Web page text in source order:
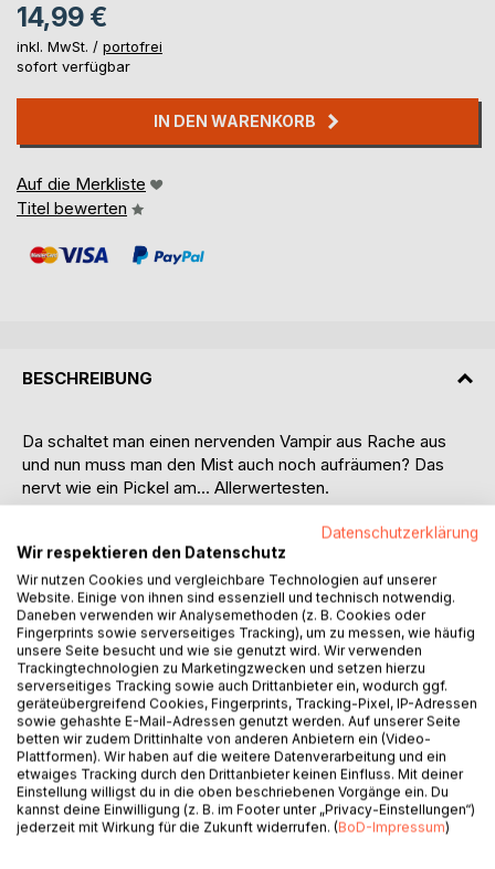
14,99 €
inkl. MwSt. / portofrei
sofort verfügbar
IN DEN WARENKORB
Auf die Merkliste
Titel bewerten
BESCHREIBUNG
Da schaltet man einen nervenden Vampir aus Rache aus
und nun muss man den Mist auch noch aufräumen? Das
nervt wie ein Pickel am... Allerwertesten.
Bethany Anne und ihr Team sind zurück! Sie müssen ein
altes Raumschiff bergen, herausfinden wer versucht in
ihren Geschäften mitzumischen, sie müssen sich mit den
Risiken auseinandersetzen, eine Künstliche Intelligenz zu
erwecken und natürlich sind da immer noch die
andauernden Probleme mit Anton in Südamerika.
Irgendwann in diesen Tagen wird sie eine Pause
bekommen. Zum Glück für uns war das nicht heute.
Bist Du ein arroganter Saftsack? Schön für Dich, aber lass
das nicht Bethany Anne mitbekommen. Wenn sie Ohrfeigen
verteilt, könnte es sein dass der Kopf gleich mitfliegt.
"Scheiß drauf! - Das kurtherianische Gambit 04" erzählt die
Datenschutzerklärung
Wir respektieren den Datenschutz
Wir nutzen Cookies und vergleichbare Technologien auf unserer
Website. Einige von ihnen sind essenziell und technisch notwendig.
Daneben verwenden wir Analysemethoden (z. B. Cookies oder
Fingerprints sowie serverseitiges Tracking), um zu messen, wie häufig
unsere Seite besucht und wie sie genutzt wird. Wir verwenden
Trackingtechnologien zu Marketingzwecken und setzen hierzu
serverseitiges Tracking sowie auch Drittanbieter ein, wodurch ggf.
geräteübergreifend Cookies, Fingerprints, Tracking-Pixel, IP-Adressen
sowie gehashte E-Mail-Adressen genutzt werden. Auf unserer Seite
betten wir zudem Drittinhalte von anderen Anbietern ein (Video-
Plattformen). Wir haben auf die weitere Datenverarbeitung und ein
etwaiges Tracking durch den Drittanbieter keinen Einfluss. Mit deiner
Einstellung willigst du in die oben beschriebenen Vorgänge ein. Du
kannst deine Einwilligung (z. B. im Footer unter „Privacy-Einstellungen“)
jederzeit mit Wirkung für die Zukunft widerrufen. (BoD-Impressum)